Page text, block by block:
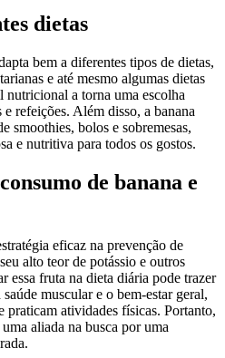
dietas
bem a diferentes tipos de dietas,
e até mesmo algumas dietas
nutricional a torna uma escolha
refeições. Além disso, a banana
smoothies, bolos e sobremesas,
e nutritiva para todos os gostos.
de banana e
eficaz na prevenção de
alto teor de potássio e outros
essa fruta na dieta diária pode trazer
muscular e o bem-estar geral,
praticam atividades físicas. Portanto,
aliada na busca por uma